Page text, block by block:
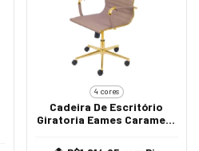
4 cores
Cadeira De Escritório
Giratoria Eames Caramelo